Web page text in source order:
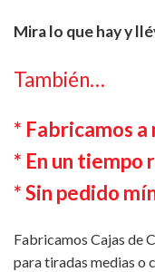
Mira lo que hay y
También…
* Fabricamos a
* En un tiempo
* Sin pedido
Fabricamos Cajas de
para tiradas medias o